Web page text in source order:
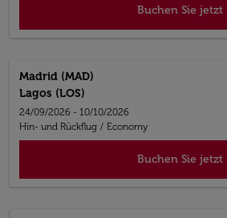
Buchen Sie jetzt
Madrid (MAD)
Lagos (LOS)
24/09/2026 - 10/10/2026
Hin- und Rückflug / Economy
Buchen Sie jetzt